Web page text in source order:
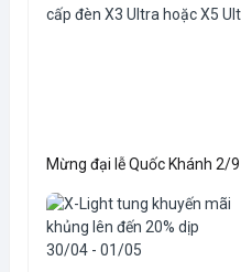
Mừng đại lễ Quốc Khánh 2/